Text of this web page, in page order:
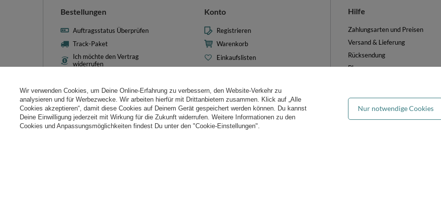
Bestellungen
Auftragsstatus Überprüfen
Track-Paket
Ich möchte den Vertrag
widerrufen
Konto
Registrieren
Warenkorb
Einkaufslisten
Newsletter
Cookies verwalten
Hilfe
Zahlungsarten und Preisen
Versand & Lieferung
Rücksendung
Blog
Wir verwenden Cookies, um Deine Online-Erfahrung zu verbessern, den Website-Verkehr zu
analysieren und für Werbezwecke. Wir arbeiten hierfür mit Drittanbietern zusammen. Klick auf „Alle
Cookies akzeptieren“, damit diese Cookies auf Deinem Gerät gespeichert werden können. Du kannst
Deine Einwilligung jederzeit mit Wirkung für die Zukunft widerrufen. Weitere Informationen zu den
Cookies und Anpassungsmöglichkeiten findest Du unter den "Cookie-Einstellungen".
Nur notwendige Cookies